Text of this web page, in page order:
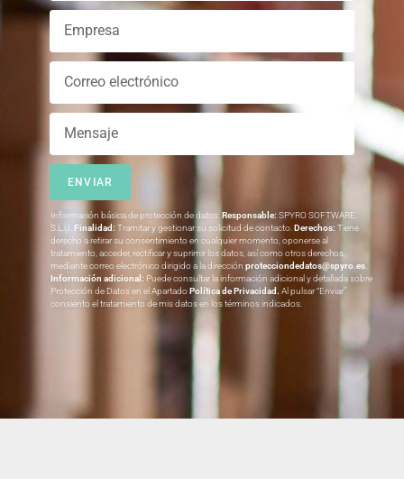
ENVIAR
Información básica de protección de datos. Responsable: SPYRO SOFTWARE,
S.L.U. Finalidad: Tramitar y gestionar su solicitud de contacto. Derechos: Tiene
derecho a retirar su consentimiento en cualquier momento, oponerse al
tratamiento, acceder, rectificar y suprimir los datos, así como otros derechos,
mediante correo electrónico dirigido a la dirección protecciondedatos@spyro.es
Información adicional: Puede consultar la información adicional y detallada sobre
Protección de Datos en el ApartadoPolítica de Privacidad . Al pulsar “Enviar”
consiento el tratamiento de mis datos en los términos indicados.